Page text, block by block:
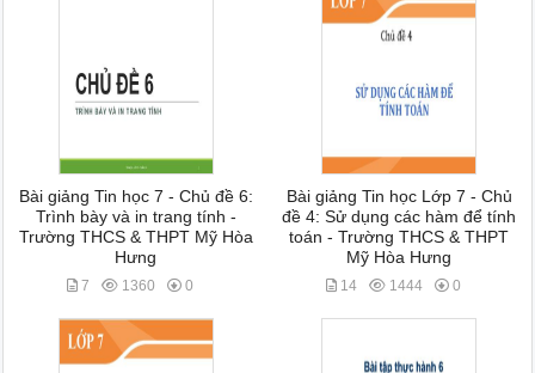
Bài giảng Tin học 7 - Chủ đề 6:
Trình bày và in trang tính -
Trường THCS & THPT Mỹ Hòa
Hưng
7 1360 0
Bài giảng Tin học Lớp 7 - Chủ
đề 4: Sử dụng các hàm để tính
toán - Trường THCS & THPT
Mỹ Hòa Hưng
14 1444 0